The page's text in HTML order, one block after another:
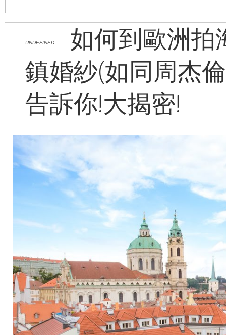
UNDEFINED
如何到歐洲拍
鎮婚紗(如同周杰
告訴你!大揭密!